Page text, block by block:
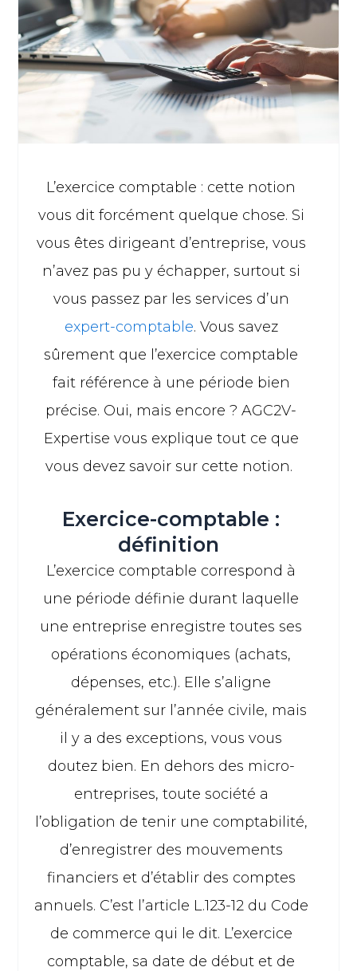
L’exercice comptable : cette notion
vous dit forcément quelque chose. Si
vous êtes dirigeant d’entreprise, vous
n’avez pas pu y échapper, surtout si
vous passez par les services d’un
expert-comptable. Vous savez
sûrement que l’exercice comptable
fait référence à une période bien
précise. Oui, mais encore ? AGC2V-
Expertise vous explique tout ce que
vous devez savoir sur cette notion.
Exercice-comptable :
définition
L’exercice comptable correspond à
une période définie durant laquelle
une entreprise enregistre toutes ses
opérations économiques (achats,
dépenses, etc.). Elle s’aligne
généralement sur l’année civile, mais
il y a des exceptions, vous vous
doutez bien. En dehors des micro-
entreprises, toute société a
l’obligation de tenir une comptabilité,
d’enregistrer des mouvements
financiers et d’établir des comptes
annuels. C’est l’article L.123-12 du Code
de commerce qui le dit. L’exercice
comptable, sa date de début et de